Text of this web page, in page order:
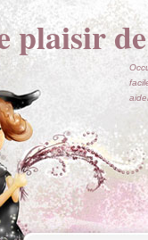
plaisir